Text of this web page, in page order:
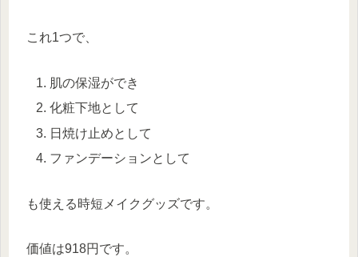
これ1つで、
肌の保湿ができ
化粧下地として
日焼け止めとして
ファンデーションとして
も使える時短メイクグッズです。
価値は918円です。